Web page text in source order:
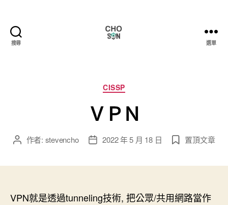
搜尋
大
小
事
選單
分
類
CISSP
ＶＰＮ
文 作者: stevencho
文
期
2022 年 5 月 18 日 置頂文章
VPN就是透過tunneling技術, 把公眾/共用網路當作